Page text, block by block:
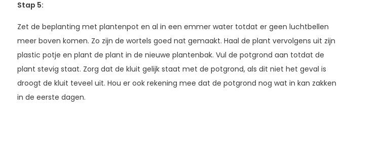
Stap 5:
Zet de beplanting met plantenpot en al in een emmer water totdat er geen luchtbellen
meer boven komen. Zo zijn de wortels goed nat gemaakt. Haal de plant vervolgens uit zijn
plastic potje en plant de plant in de nieuwe plantenbak. Vul de potgrond aan totdat de
plant stevig staat. Zorg dat de kluit gelijk staat met de potgrond, als dit niet het geval is
droogt de kluit teveel uit. Hou er ook rekening mee dat de potgrond nog wat in kan zakken
in de eerste dagen.